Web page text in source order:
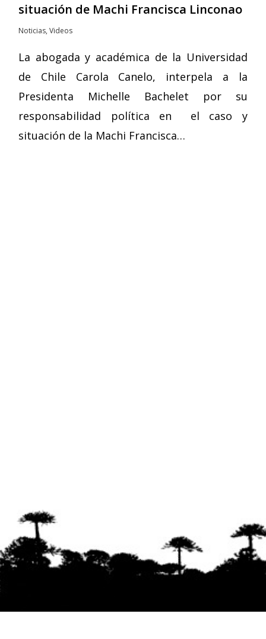
situación de Machi Francisca Linconao
Noticias,Videos
La abogada y académica de la Universidad
de Chile Carola Canelo, interpela a la
Presidenta Michelle Bachelet por su
responsabilidad política en el caso y
situación de la Machi Francisca…